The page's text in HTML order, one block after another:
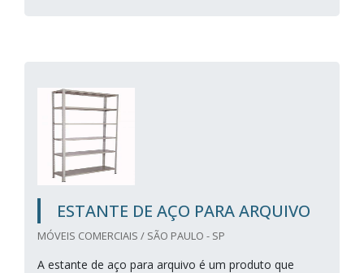
ESTANTE DE AÇO PARA ARQUIVO
MÓVEIS COMERCIAIS / SÃO PAULO - SP
A estante de aço para arquivo é um produto que